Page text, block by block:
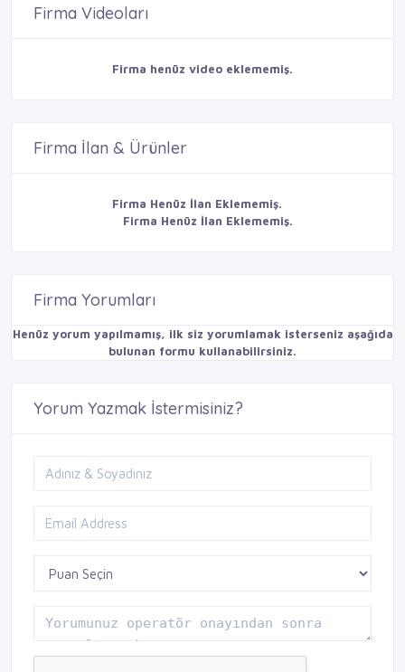
Firma Videoları
Firma henüz video eklememiş.
Firma İlan & Ürünler
Firma Henüz İlan Eklememiş.
Firma Henüz İlan Eklememiş.
Firma Yorumları
Henüz yorum yapılmamış, ilk siz yorumlamak isterseniz aşağıda
bulunan formu kullanabilirsiniz.
Yorum Yazmak İstermisiniz?